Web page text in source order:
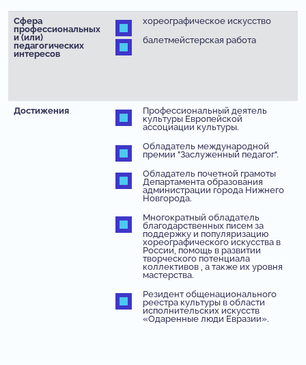
Сфера
профессиональных
и (или)
педагогических
интересов
хореографическое искусство
балетмейстерская работа
Достижения
Профессиональный деятель
культуры Европейской
ассоциации культуры.
Обладатель международной
премии "Заслуженный педагог".
Обладатель почетной грамоты
Департамента образования
администрации города Нижнего
Новгорода.
Многократный обладатель
благодарственных писем за
поддержку и популяризацию
хореографического искусства в
России, помощь в развитии
творческого потенциала
коллективов , а также их уровня
мастерства.
Резидент общенационального
реестра культуры в области
исполнительских искусств
«Одаренные люди Евразии».